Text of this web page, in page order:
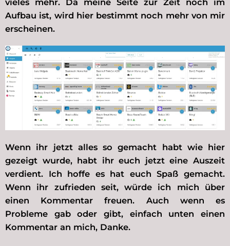
vieles mehr. Da meine Seite zur Zeit noch im
Aufbau ist, wird hier bestimmt noch mehr von mir
erscheinen.
Wenn ihr jetzt alles so gemacht habt wie hier
gezeigt wurde, habt ihr euch jetzt eine Auszeit
verdient. Ich hoffe es hat euch Spaß gemacht.
Wenn ihr zufrieden seit, würde ich mich über
einen Kommentar freuen. Auch wenn es
Probleme gab oder gibt, einfach unten einen
Kommentar an mich, Danke.